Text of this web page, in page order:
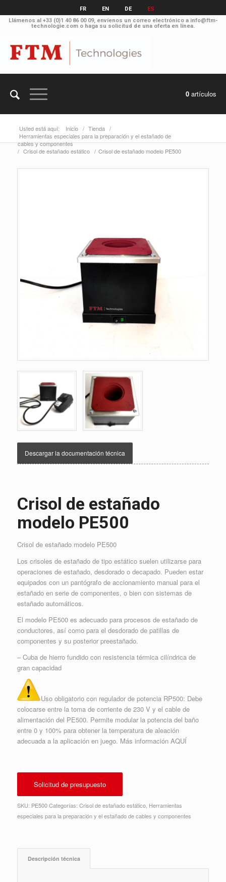
FR EN DE
ES
Llámenos al +33 (0)1 40 86 00 09, envíenos un correo electrónico a info@ftm-
technologie.com o haga su solicitud de una oferta en línea.
0 artículos
Usted está aquí: Inicio / Tienda /
Herramientas especiales para la preparación y el estañado de
cables y componentes
/ Crisol de estañado estático / Crisol de estañado modelo PE500
Descargar la documentación técnica
Crisol de estañado
modelo PE500
Crisol de estañado modelo PE500
Los crisoles de estañado de tipo estático suelen utilizarse para
operaciones de estañado, desdorado o decapado. Pueden estar
equipados con un pantógrafo de accionamiento manual para el
estañado en serie de componentes, o bien con sistemas de
estañado automáticos.
El modelo PE500 es adecuado para procesos de estañado de
conductores, así como para el desdorado de patillas de
componentes y su posterior preestañado.
– Cuba de hierro fundido con resistencia térmica cilíndrica de
gran capacidad
Uso obligatorio con regulador de potencia RP500: Debe
colocarse entre la toma de corriente de 230 V y el cable de
alimentación del PE500. Permite modular la potencia del baño
entre 0 y 100% para obtener la temperatura de aleación
adecuada a la aplicación en juego. Más información AQUÍ
Solicitud de presupuesto
SKU: PE500 Categorías: Crisol de estañado estático, Herramientas
especiales para la preparación y el estañado de cables y componentes
Descripción técnica